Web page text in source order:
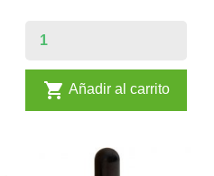
 Añadir al carrito